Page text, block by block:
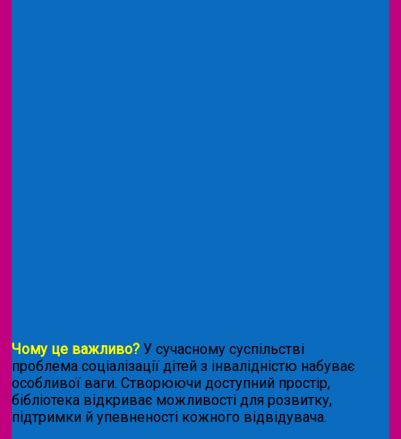
Чому це важливо? У сучасному суспільстві
проблема соціалізації дітей з інвалідністю набуває
особливої ваги. Створюючи доступний простір,
бібліотека відкриває можливості для розвитку,
підтримки й упевненості кожного відвідувача.